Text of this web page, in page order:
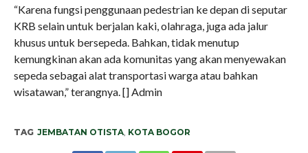
“Karena fungsi penggunaan pedestrian ke depan di seputar
KRB selain untuk berjalan kaki, olahraga, juga ada jalur
khusus untuk bersepeda. Bahkan, tidak menutup
kemungkinan akan ada komunitas yang akan menyewakan
sepeda sebagai alat transportasi warga atau bahkan
wisatawan,” terangnya. [] Admin
TAG JEMBATAN OTISTA, KOTA BOGOR